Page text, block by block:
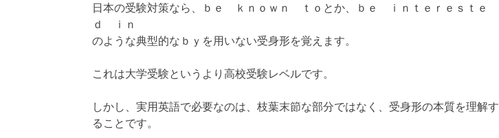
日本の受験対策なら、ｂｅ ｋｎｏｗｎ ｔｏとか、ｂｅ ｉｎｔｅｒｅｓｔｅ
ｄ ｉｎ
のような典型的なｂｙを用いない受身形を覚えます。
これは大学受験というより高校受験レベルです。
しかし、実用英語で必要なのは、枝葉末節な部分ではなく、受身形の本質を理解す
ることです。